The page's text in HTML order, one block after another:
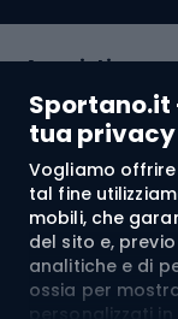
Sportano.it
tua privacy
Vogliamo
tal fine
mobili, che
del sito e,
analitiche e di
ossia per
personalizzati
Acquisti
Servizio clienti
Regolamento
Chi siamo